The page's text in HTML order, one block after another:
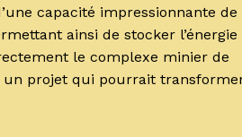
capacité impressionnante de
ainsi de stocker l’énergie
le complexe minier de
un projet qui pourrait